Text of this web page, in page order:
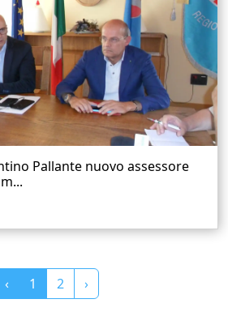
Pallante nuovo assessore
‹ 1 2 ›